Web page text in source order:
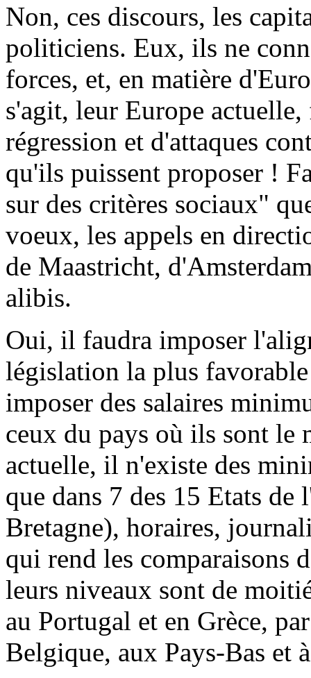
Non, ces discours, les
politiciens. Eux, ils ne
forces, et, en matière
s'agit, leur Europe actuelle,
régression et d'attaques
qu'ils puissent proposer !
sur des critères sociaux"
voeux, les appels en
de Maastricht,
alibis.
Oui, il faudra imposer
législation la plus
imposer des salaires
ceux du pays où ils sont le
actuelle, il n'existe des
que dans 7 des 15 Etats
Bretagne), horaires,
qui rend les comparaisons
leurs niveaux sont de
au Portugal et en Grèce,
Belgique, aux Pays-Bas et